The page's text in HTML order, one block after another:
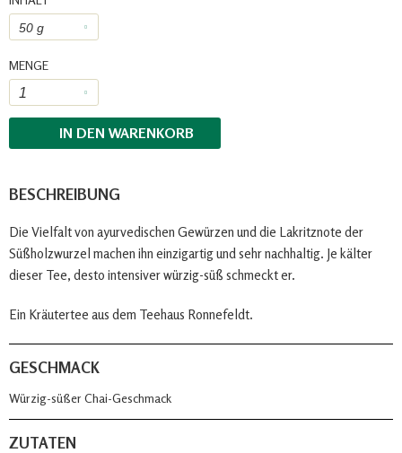
MENGE
IN DEN WARENKORB
BESCHREIBUNG
Die Vielfalt von ayurvedischen Gewürzen und die Lakritznote der
Süßholzwurzel machen ihn einzigartig und sehr nachhaltig. Je kälter
dieser Tee, desto intensiver würzig-süß schmeckt er.
Ein Kräutertee aus dem Teehaus Ronnefeldt.
GESCHMACK
Würzig-süßer Chai-Geschmack
ZUTATEN